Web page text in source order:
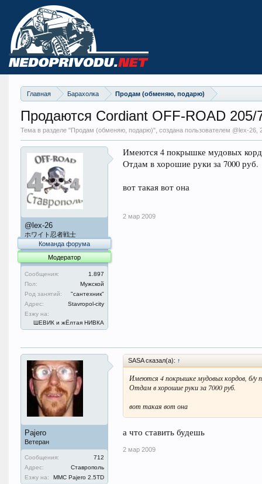
Главная Барахолка Продам (обменяю, подарю)
Продаются Cordiant OFF-ROAD 205/
Тема в разделе "Продам (обменяю, подарю)", создана пользователем @lex-26,
@lex-26
ホワイト忍者戦士
Команда форума
Модератор
Сообщения:
1.897
Пол:
Мужской
Род занятий:
"сантехник"
Адрес:
Stavropol-city
Езжу на:
ШЕВИК и жЁлтая НИВКА
Имеются 4 покрышке мудовых
Отдам в хорошие руки за 7000 руб.
вот такая вот она
2 мар 2009
Pajero
Ветеран
Сообщения:
712
Адрес:
Ставрополь
Езжу на:
MMC Pajero 2.5TD
SASA сказал(а): ↑
Имеются 4 покрышке мудовых кордов, б/у
Отдам в хорошие руки за 7000 руб.
вот такая вот она
а что ставить будешь
2 мар 2009